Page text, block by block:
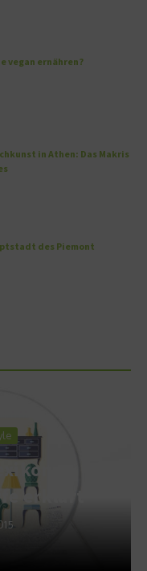
vegan ernähren?
in Athen: Das Makris
des Piemont
–
erklärt